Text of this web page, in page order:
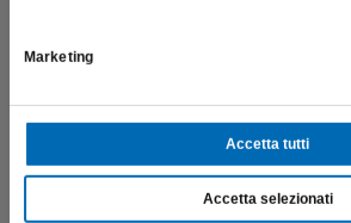
Marketing
Accetta tutti
Accetta selezionati
Rosetta